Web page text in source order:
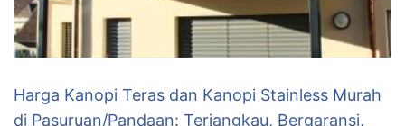
Harga Kanopi Teras dan Kanopi Stainless Murah
di Pasuruan/Pandaan: Terjangkau, Bergaransi,